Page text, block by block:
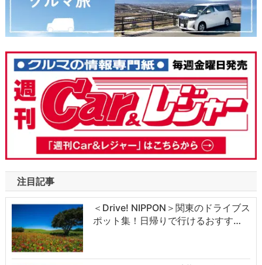
注目記事
＜Drive! NIPPON＞関東のドライブス
ポット集！日帰りで行けるおすす…